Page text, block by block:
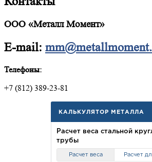
ООО «Металл Момент»
E-mail:
Телефоны:
+7 (812) 389-23-81